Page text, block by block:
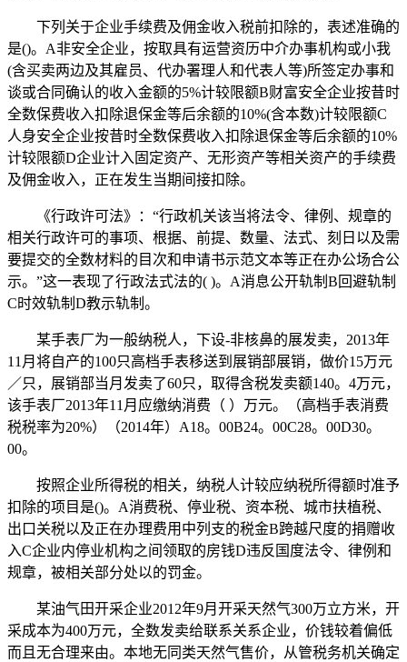
下列关于企业手续费及佣金收入税前扣除的，表述准确的
是()。A非安全企业，按取具有运营资历中介办事机构或小我
(含买卖两边及其雇员、代办署理人和代表人等)所签定办事和
谈或合同确认的收入金额的5%计较限额B财富安全企业按昔时
全数保费收入扣除退保金等后余额的10%(含本数)计较限额C
人身安全企业按昔时全数保费收入扣除退保金等后余额的10%
计较限额D企业计入固定资产、无形资产等相关资产的手续费
及佣金收入，正在发生当期间接扣除。
《行政许可法》：“行政机关该当将法令、律例、规章的
相关行政许可的事项、根据、前提、数量、法式、刻日以及需
要提交的全数材料的目次和申请书示范文本等正在办公场合公
示。”这一表现了行政法式法的( )。A消息公开轨制B回避轨制
C时效轨制D教示轨制。
某手表厂为一般纳税人，下设-非核鼻的展发卖，2013年
11月将自产的100只高档手表移送到展销部展销，做价15万元
／只，展销部当月发卖了60只，取得含税发卖额140。4万元，
该手表厂2013年11月应缴纳消费（ ）万元。（高档手表消费
税税率为20%）（2014年）A18。00B24。00C28。00D30。
00。
按照企业所得税的相关，纳税人计较应纳税所得额时准予
扣除的项目是()。A消费税、停业税、资本税、城市扶植税、
出口关税以及正在办理费用中列支的税金B跨越尺度的捐赠收
入C企业内停业机构之间领取的房钱D违反国度法令、律例和
规章，被相关部分处以的罚金。
某油气田开采企业2012年9月开采天然气300万立方米，开
采成本为400万元，全数发卖给联系关系企业，价钱较着偏低
而且无合理来由。本地无同类天然气售价，从管税务机关确定